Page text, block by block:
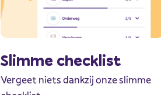
Slimme checklist
Vergeet niets dankzij onze slimme